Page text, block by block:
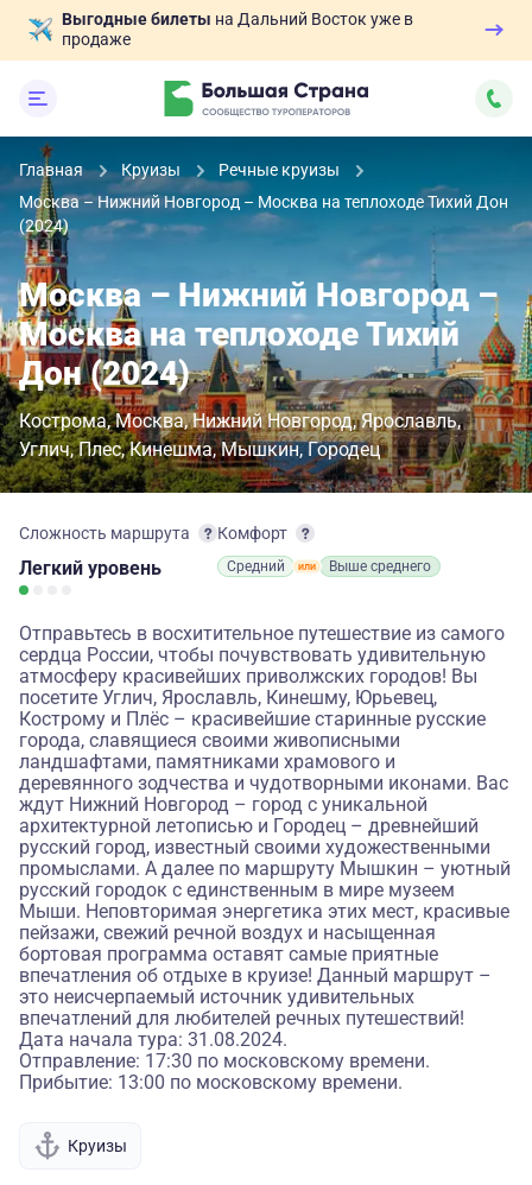
Выгодные билеты на Дальний Восток уже в
продаже
Главная Круизы
Речные круизы
Москва – Нижний Новгород – Москва на теплоходе Тихий Дон
(2024)
Москва – Нижний Новгород –
Москва на теплоходе Тихий
Дон (2024)
Кострома Москва Нижний Новгород Ярославль
Углич Плес Кинешма Мышкин Городец
Сложность маршрута
Легкий уровень
Комфорт
Средний Выше среднего
Отправьтесь в восхитительное путешествие из самого
сердца России, чтобы почувствовать удивительную
атмосферу красивейших приволжских городов! Вы
посетите Углич, Ярославль, Кинешму, Юрьевец,
Кострому и Плёс – красивейшие старинные русские
города, славящиеся своими живописными
ландшафтами, памятниками храмового и
деревянного зодчества и чудотворными иконами. Вас
ждут Нижний Новгород – город с уникальной
архитектурной летописью и Городец – древнейший
русский город, известный своими художественными
промыслами. А далее по маршруту Мышкин – уютный
русский городок с единственным в мире музеем
Мыши. Неповторимая энергетика этих мест, красивые
пейзажи, свежий речной воздух и насыщенная
бортовая программа оставят самые приятные
впечатления об отдыхе в круизе! Данный маршрут –
это неисчерпаемый источник удивительных
впечатлений для любителей речных путешествий!
Дата начала тура: 31.08.2024.
Отправление: 17:30 по московскому времени.
Прибытие: 13:00 по московскому времени.
Круизы